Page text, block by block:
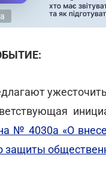
№ 4030а «О
защиты